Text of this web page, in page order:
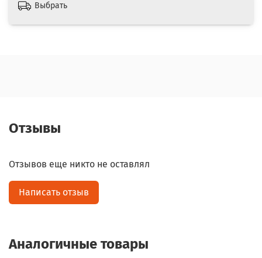
Выбрать
Отзывы
Отзывов еще никто не оставлял
Написать отзыв
Аналогичные товары